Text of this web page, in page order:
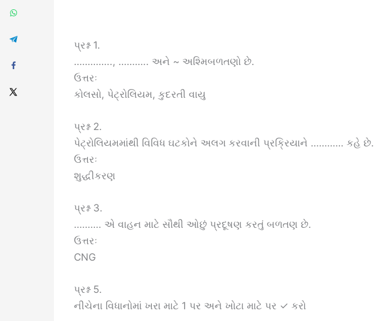
પ્રશ્ન 1.
………….., ……….. અને ~ અશ્મિબળતણો છે.
ઉત્તરઃ
કોલસો, પેટ્રોલિયમ, કુદરતી વાયુ
પ્રશ્ન 2.
પેટ્રોલિયમમાંથી વિવિધ ઘટકોને અલગ કરવાની પ્રક્રિયાને ………… કહે છે.
ઉત્તરઃ
શુદ્ધીકરણ
પ્રશ્ન 3.
………. એ વાહન માટે સૌથી ઓછું પ્રદૂષણ કરતું બળતણ છે.
ઉત્તરઃ
CNG
પ્રશ્ન 5.
નીચેના વિધાનોમાં ખરા માટે 1 પર અને ખોટા માટે પર ✓ કરો